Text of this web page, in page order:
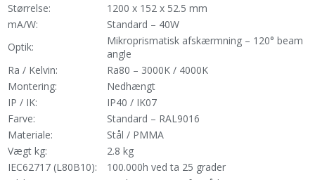
Størrelse:
1200 x 152 x 52.5 mm
mA/W:
Standard – 40W
Optik:
Mikroprismatisk afskærmning – 120° beam
angle
Ra / Kelvin:
Ra80 – 3000K / 4000K
Montering:
Nedhængt
IP / IK:
IP40 / IK07
Farve:
Standard – RAL9016
Materiale:
Stål / PMMA
Vægt kg:
2.8 kg
IEC62717 (L80B10):
100.000h ved ta 25 grader